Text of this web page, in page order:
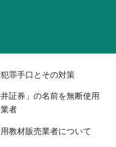
罪手口とその対策
井証券」の名前を無断使用
者
教材販売業者について